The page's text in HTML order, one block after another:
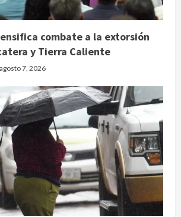
combate a la extorsión
y Tierra Caliente
agosto 7, 2026
Nacional
SMN pronostica lluvias intensas,
granizo y calor extremo para este 7
de agosto